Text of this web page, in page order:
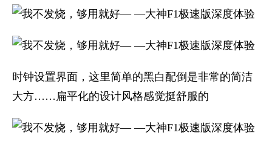
时钟设置界面，这里简单的黑白配倒是非常的简洁
大方……扁平化的设计风格感觉挺舒服的